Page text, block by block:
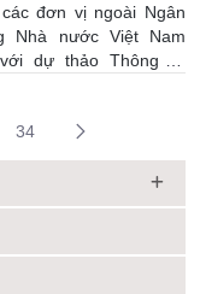
đơn vị ngoài Ngân
Nhà nước Việt Nam
dự thảo Thông tư
về chế độ báo cáo định
Việt Nam
Pages Use
34